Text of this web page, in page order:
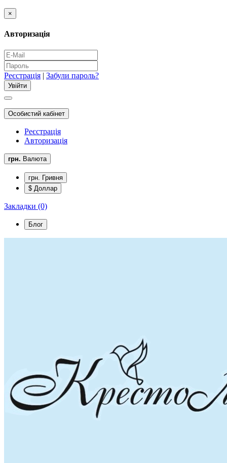
×
Авторизація
Реєстрація | Забули пароль?
Особистий кабінет
Реєстрація
Авторизація
грн. Валюта
грн. Гривня
$ Доллар
Закладки (0)
Блог